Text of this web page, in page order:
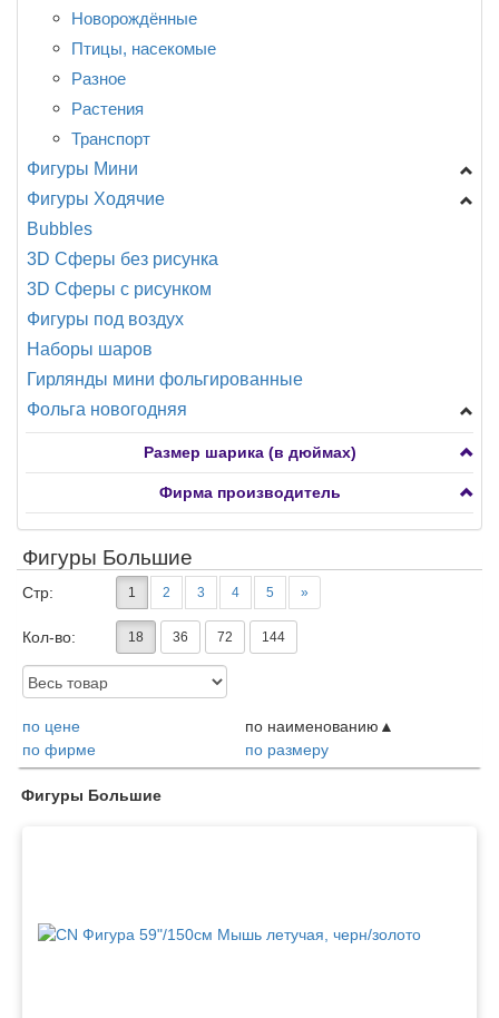
Новорождённые
Птицы, насекомые
Разное
Растения
Транспорт
Фигуры Мини
Shake, шар с ручкой
Головы
Девочки, мальчики
Динозавры, драконы
Еда, напитки
Животные
Мультфильмы
Новорожденные
Подводный мир
Птицы, бабочки, насекомые
Растения
Сердца, круги, звезды с рисунком 7-15"
Транспорт
Фигуры Ходячие
A -Анаграмм
CN -Китай
Разное
Bubbles
3D Сферы без рисунка
3D Сферы с рисунком
Фигуры под воздух
Наборы шаров
Гирлянды мини фольгированные
Фольга новогодняя
Фигуры мини
Фигуры большие
Сердца, круги, звезды, снежинки
Фигуры ходячие
Размер шарика (в дюймах)
Фирма производитель
Фигуры Большие
Стр: 1 2 3 4 5 »
Кол-во: 18 36 72 144
Доступность:
по цене
по наименованию
по фирме
по размеру
Товары
Фигуры Большие